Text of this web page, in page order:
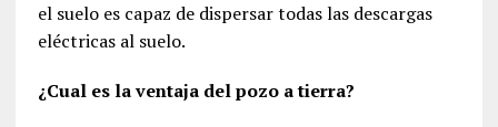
el suelo es capaz de dispersar todas las descargas
eléctricas al suelo.
¿Cual es la ventaja del pozo a tierra?